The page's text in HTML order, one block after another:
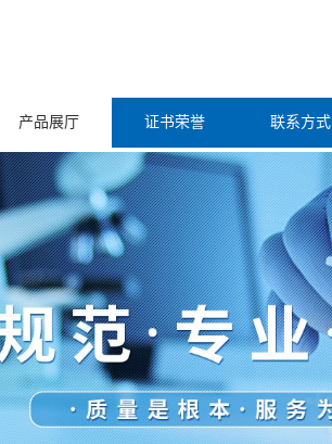
产品展厅 证书荣誉 联系方式